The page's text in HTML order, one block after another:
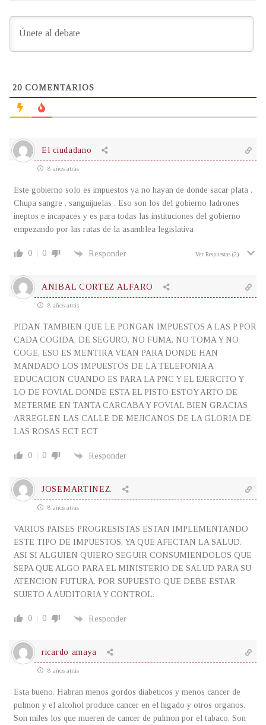
20 COMENTARIOS
El ciudadano
8 años atrás
Este gobierno solo es impuestos ya no hayan de donde sacar plata .
Chupa sangre , sanguijuelas . Eso son los del gobierno ladrones
ineptos e incapaces y es para todas las instituciones del gobierno
empezando por las ratas de la asamblea legislativa
0 0 Responder Ver Respuestas (2)
ANIBAL CORTEZ ALFARO
8 años atrás
PIDAN TAMBIEN QUE LE PONGAN IMPUESTOS A LAS P POR
CADA COGIDA, DE SEGURO, NO FUMA, NO TOMA Y NO
COGE, ESO ES MENTIRA VEAN PARA DONDE HAN
MANDADO LOS IMPUESTOS DE LA TELEFONIA A
EDUCACION CUANDO ES PARA LA PNC Y EL EJERCITO Y
LO DE FOVIAL DONDE ESTA EL PISTO ESTOY ARTO DE
METERME EN TANTA CARCABA Y FOVIAL BIEN GRACIAS
ARREGLEN LAS CALLE DE MEJICANOS DE LA GLORIA DE
LAS ROSAS ECT ECT
0 0 Responder
JOSEMARTINEZ.
8 años atrás
VARIOS PAISES PROGRESISTAS ESTAN IMPLEMENTANDO
ESTE TIPO DE IMPUESTOS, YA QUE AFECTAN LA SALUD.
ASI SI ALGUIEN QUIERO SEGUIR CONSUMIENDOLOS QUE
SEPA QUE ALGO PARA EL MINISTERIO DE SALUD PARA SU
ATENCION FUTURA, POR SUPUESTO QUE DEBE ESTAR
SUJETO A AUDITORIA Y CONTROL.
0 0 Responder
ricardo amaya
8 años atrás
Esta bueno. Habran menos gordos diabeticos y menos cancer de
pulmon y el alcohol produce cancer en el higado y otros organos.
Son miles los que mueren de cancer de pulmon por el tabaco. Son